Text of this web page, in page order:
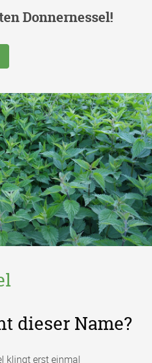
Donnernessel!
dieser Name?
klingt erst einmal